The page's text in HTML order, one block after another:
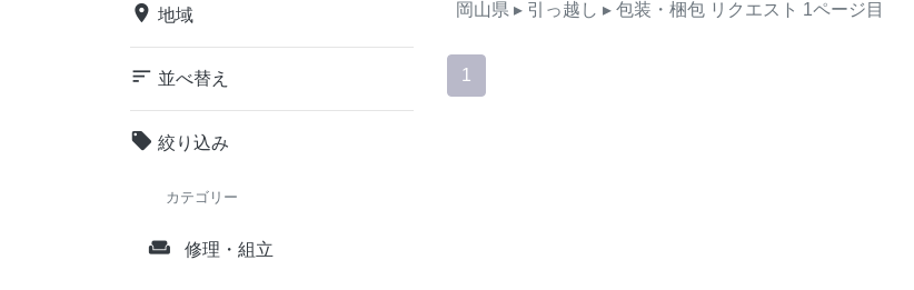
place 地域
sort 並べ替え
local_offer 絞り込み
カテゴリー
weekend 修理・組立
岡山県 ▸ 引っ越し ▸ 包装・梱包 リクエスト 1ページ目
1